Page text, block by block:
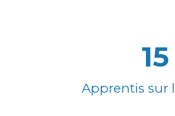
15
Apprentis sur